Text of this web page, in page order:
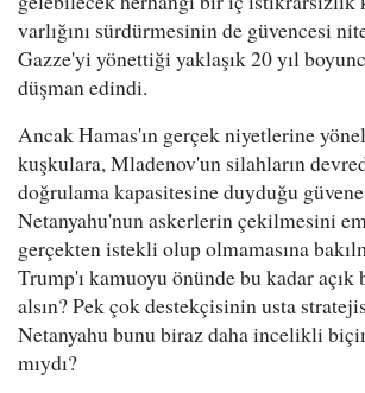
varlığını sürdürmesinin de güvencesi
Gazze'yi yönettiği yaklaşık 20 yıl
düşman edindi.
Ancak Hamas'ın gerçek niyetlerine
kuşkulara, Mladenov'un silahların
doğrulama kapasitesine duyduğu
Netanyahu'nun askerlerin çekilmesini
gerçekten istekli olup olmamasına
Trump'ı kamuoyu önünde bu kadar açık
alsın? Pek çok destekçisinin usta
Netanyahu bunu biraz daha incelikli
mıydı?